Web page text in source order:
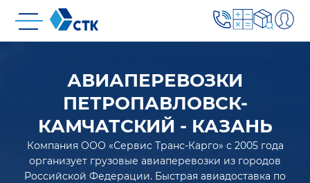
АВИАПЕРЕВОЗКИ
ПЕТРОПАВЛОВСК-
КАМЧАТСКИЙ - КАЗАНЬ
Компания ООО «Сервис Транс-Карго» с 2005 года
организует грузовые авиаперевозки из городов
Российской Федерации. Быстрая авиадоставка по